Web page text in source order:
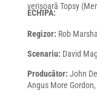
verișoară Topsy
ECHIPA:
Regizor: Rob
Scenariu: David
Producător: John
Angus More